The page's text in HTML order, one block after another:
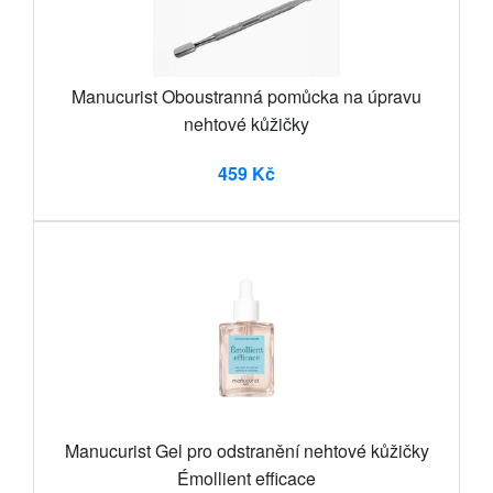
Manucurist Oboustranná pomůcka na úpravu
nehtové kůžičky
459 Kč
Manucurist Gel pro odstranění nehtové kůžičky
Émollient efficace